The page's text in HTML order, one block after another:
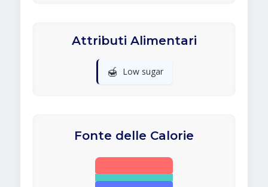
Attributi Alimentari
🍯 Low sugar
Fonte delle Calorie